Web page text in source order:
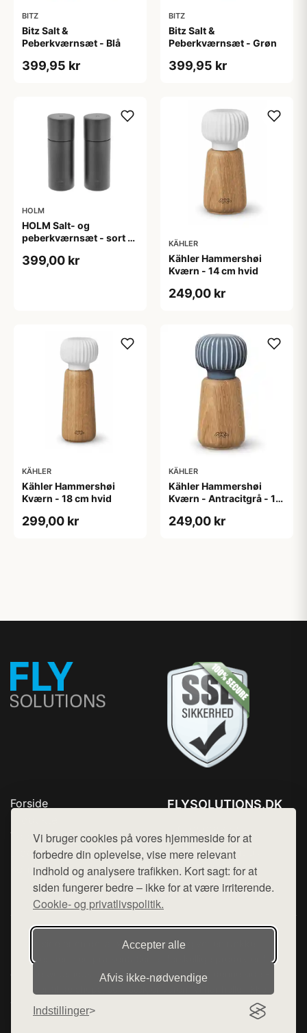
Vi bruger cookies på vores hjemmeside for at
forbedre din oplevelse, vise mere relevant
indhold og analysere trafikken. Kort sagt: for at
siden fungerer bedre – ikke for at være irriterende.
Cookie- og privatlivspolitik.
Accepter alle
Afvis ikke‑nødvendige
Indstillinger
BITZ
Bitz Salt &
Peberkværnsæt - Blå
399,95 kr
BITZ
Bitz Salt &
Peberkværnsæt - Grøn
399,95 kr
HOLM
HOLM Salt- og
peberkværnsæt - sort -
399,00 kr
KÄHLER
Kähler Hammershøi
Kværn - 14 cm hvid
249,00 kr
KÄHLER
Kähler Hammershøi
Kværn - 18 cm hvid
299,00 kr
KÄHLER
Kähler Hammershøi
Kværn - Antracitgrå - 14
249,00 kr
Forside
Top Rabatter
Blog
Kontakt
FLYSOLUTIONS.DK
Mail: hej@want.dk
Cookie- og privatlivspolitik
Denne side er en del af want.dk, der udgiver en række
hjemmesider med præsentation af forskellige produkter fra
diverse webshops. Der sælges ikke varer fra denne side - vi
henviser til de shops, som sælger varen. Vi har heller ikke
varerne på lager.